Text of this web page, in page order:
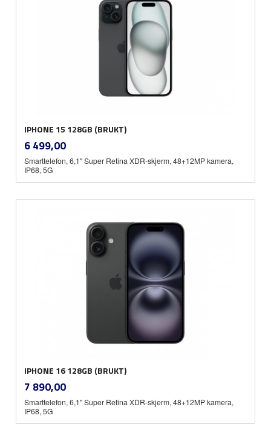
IPHONE 15 128GB (BRUKT)
Pris
6 499,00mva.
Smarttelefon, 6,1" Super Retina XDR-skjerm, 48+12MP kamera,
IP68, 5G
IPHONE 16 128GB (BRUKT)
Pris
7 890,00mva.
Smarttelefon, 6,1" Super Retina XDR-skjerm, 48+12MP kamera,
IP68, 5G